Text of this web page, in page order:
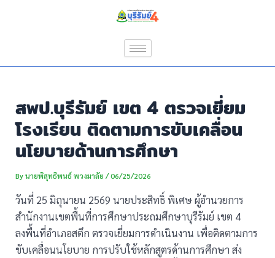
สพป.บุรีรัมย์ เขต 4 ตรวจเยี่ยม
โรงเรียน ติดตามการขับเคลื่อน
นโยบายด้านการศึกษา
Byนายพิสุทธิพนธ์ พวงมาลัย/06/25/2026
วันที่ 25 มิถุนายน 2569 นายประสิทธิ์ พิเศษ ผู้อำนวยการ
สำนักงานเขตพื้นที่การศึกษาประถมศึกษาบุรีรัมย์ เขต 4
ลงพื้นที่อำเภอสตึก ตรวจเยี่ยมการดำเนินงาน เพื่อติดตามการ
ขับเคลื่อนนโยบาย การปรับใช้หลักสูตรด้านการศึกษา ส่ง